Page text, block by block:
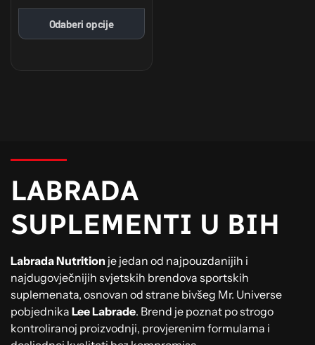
Odaberi opcije
LABRADA
SUPLEMENTI U BIH
Labrada Nutrition je jedan od najpouzdanijih i
najdugovječnijih svjetskih brendova sportskih
suplemenata, osnovan od strane bivšeg Mr. Universe
pobjednika Lee Labrade. Brend je poznat po strogo
kontroliranoj proizvodnji, provjerenim formulama i